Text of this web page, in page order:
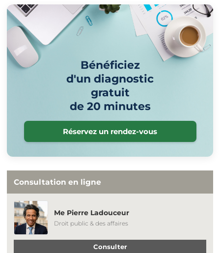
Bénéficiez
d'un diagnostic
gratuit
de 20 minutes
Réservez un rendez-vous
Consultation en ligne
Me Pierre Ladouceur
Droit public & des affaires
Consulter